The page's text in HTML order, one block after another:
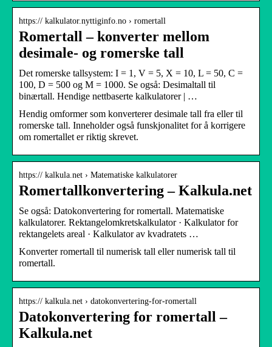
https:// kalkulator.nyttiginfo.no › romertall
Romertall – konverter mellom
desimale- og romerske tall
Det romerske tallsystem: I = 1, V = 5, X = 10, L = 50, C =
100, D = 500 og M = 1000. Se også: Desimaltall til
binærtall. Hendige nettbaserte kalkulatorer | …
Hendig omformer som konverterer desimale tall fra eller til
romerske tall. Inneholder også funskjonalitet for å korrigere
om romertallet er riktig skrevet.
https:// kalkula.net › Matematiske kalkulatorer
Romertallkonvertering – Kalkula.net
Se også: Datokonvertering for romertall. Matematiske
kalkulatorer. Rektangelomkretskalkulator · Kalkulator for
rektangelets areal · Kalkulator av kvadratets …
Konverter romertall til numerisk tall eller numerisk tall til
romertall.
https:// kalkula.net › datokonvertering-for-romertall
Datokonvertering for romertall –
Kalkula.net